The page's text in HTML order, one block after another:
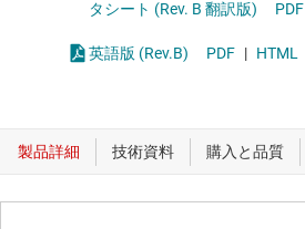
タシート (Rev. B 翻訳版)
PDF
英語版 (Rev.B) PDF | HTML